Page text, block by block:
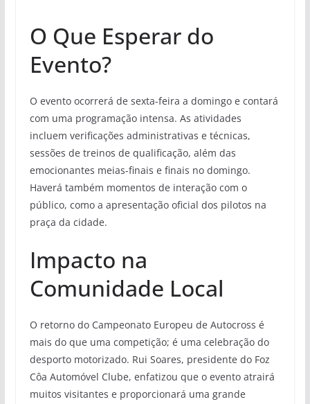
O Que Esperar do
Evento?
O evento ocorrerá de sexta-feira a domingo e contará
com uma programação intensa. As atividades
incluem verificações administrativas e técnicas,
sessões de treinos de qualificação, além das
emocionantes meias-finais e finais no domingo.
Haverá também momentos de interação com o
público, como a apresentação oficial dos pilotos na
praça da cidade.
Impacto na
Comunidade Local
O retorno do Campeonato Europeu de Autocross é
mais do que uma competição; é uma celebração do
desporto motorizado. Rui Soares, presidente do Foz
Côa Automóvel Clube, enfatizou que o evento atrairá
muitos visitantes e proporcionará uma grande